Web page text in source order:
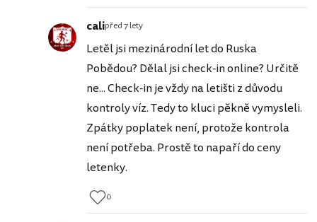
calipřed 7 lety
Letěl jsi mezinárodní let do Ruska
Pobědou? Dělal jsi check-in online? Určitě
ne... Check-in je vždy na letišti z důvodu
kontroly víz. Tedy to kluci pěkně vymysleli.
Zpátky poplatek není, protože kontrola
není potřeba. Prostě to napaří do ceny
letenky.
0